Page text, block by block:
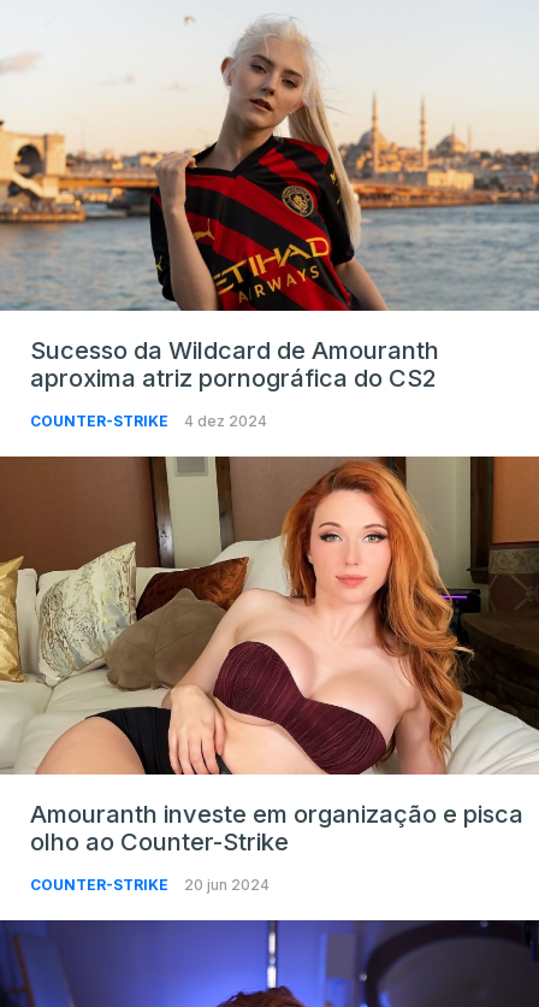
Sucesso da Wildcard de Amouranth
aproxima atriz pornográfica do CS2
COUNTER-STRIKE 4 dez 2024
Amouranth investe em organização e pisca
olho ao Counter-Strike
COUNTER-STRIKE 20 jun 2024